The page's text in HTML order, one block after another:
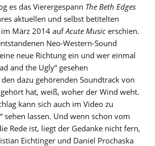
es das Vierergespann The Beth Edges
aktuellen und selbst betitelten
März 2014 aufAcute Music erschien.
Neo-Western-Sound
neue Richtung ein und wer einmal
and the Ugly“ gesehen
dazu gehörenden Soundtrack von
hat, weiß, woher der Wind weht.
kann sich auch im Video zu
sehen lassen. Und wenn schon vom
Rede ist, liegt der Gedanke nicht fern,
Eichtinger und Daniel Prochaska